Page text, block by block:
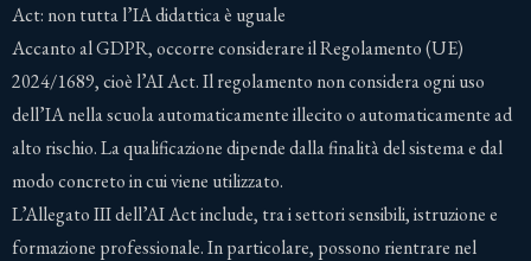
Act: non tutta l’IA didattica è uguale
Accanto al GDPR, occorre considerare il Regolamento (UE)
2024/1689, cioè l’AI Act. Il regolamento non considera ogni uso
dell’IA nella scuola automaticamente illecito o automaticamente ad
alto rischio. La qualificazione dipende dalla finalità del sistema e dal
modo concreto in cui viene utilizzato.
L’Allegato III dell’AI Act include, tra i settori sensibili, istruzione e
formazione professionale. In particolare, possono rientrare nel